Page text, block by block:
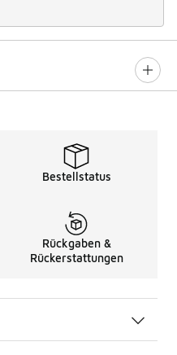
Bestellstatus
Rückgaben &
Rückerstattungen